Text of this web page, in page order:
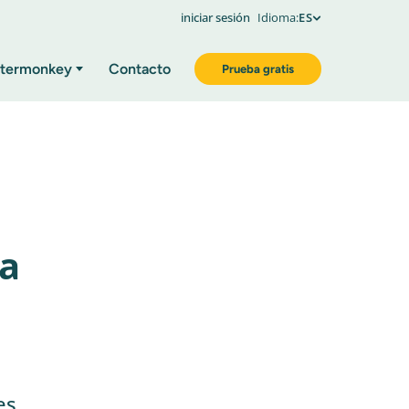
iniciar sesión Idioma:ES
Contacto Prueba gratis